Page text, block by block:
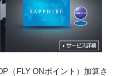
（FLY ONポイント）加算さ